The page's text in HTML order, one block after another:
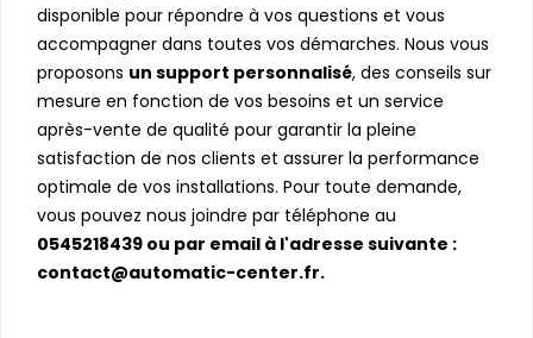
disponible pour répondre à vos questions et vous
accompagner dans toutes vos démarches. Nous vous
proposons un support personnalisé, des conseils sur
mesure en fonction de vos besoins et un service
après-vente de qualité pour garantir la pleine
satisfaction de nos clients et assurer la performance
optimale de vos installations. Pour toute demande,
vous pouvez nous joindre par téléphone au
0545218439 ou par email à l'adresse suivante :
contact@automatic-center.fr.